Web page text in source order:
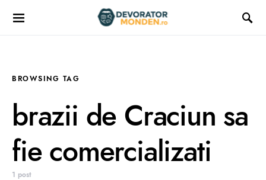
BROWSING TAG
brazii de Craciun sa
fie comercializati
1 post